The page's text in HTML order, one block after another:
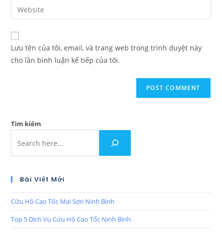
Lưu tên của tôi, email, và trang web trong trình duyệt này
cho lần bình luận kế tiếp của tôi.
Tìm kiếm
Bài Viết Mới
Cứu Hộ Cao Tốc Mai Sơn Ninh Bình
Top 5 Dịch Vụ Cứu Hộ Cao Tốc Ninh Bình